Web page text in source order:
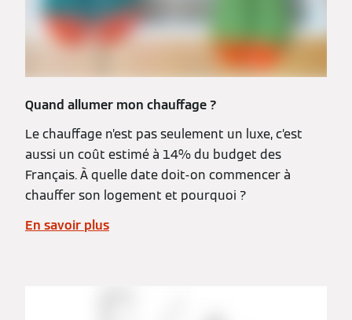
Quand allumer mon chauffage ?
Le chauffage n’est pas seulement un luxe, c’est
aussi un coût estimé à 14% du budget des
Français. À quelle date doit-on commencer à
chauffer son logement et pourquoi ?
En savoir plus